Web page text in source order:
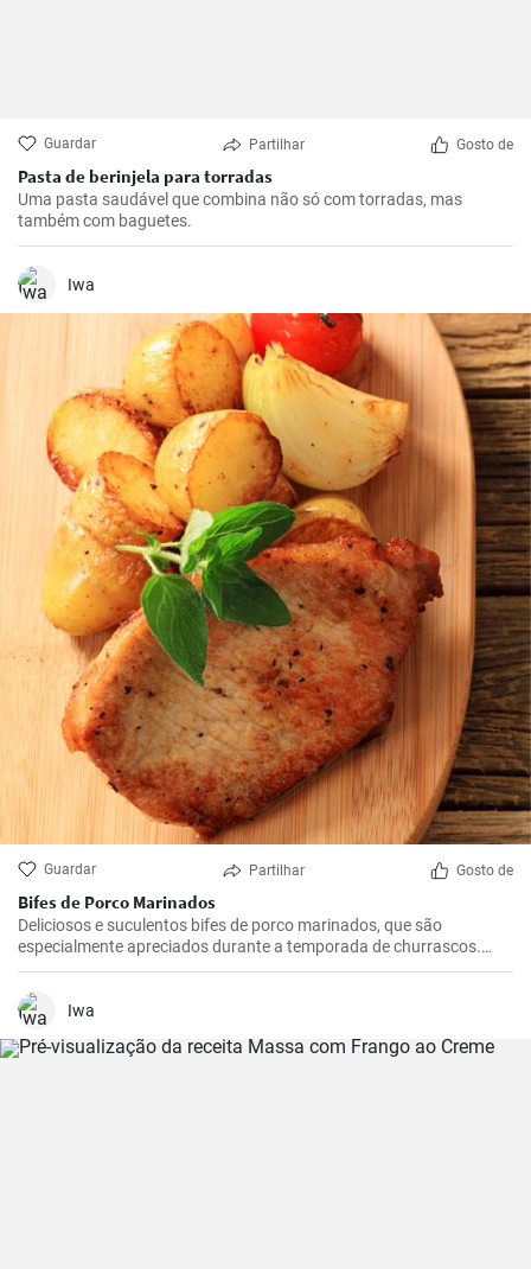
Guardar Partilhar Gosto de
Pasta de berinjela para torradas
Uma pasta saudável que combina não só com torradas, mas
também com baguetes.
Iwa
Guardar Partilhar Gosto de
Bifes de Porco Marinados
Deliciosos e suculentos bifes de porco marinados, que são
especialmente apreciados durante a temporada de churrascos.
Estes bifes temperados são melhores se marinados durante a noite,
dando-lhes tempo suficiente para absorver todos os sabores
deliciosos do marinado.
Iwa